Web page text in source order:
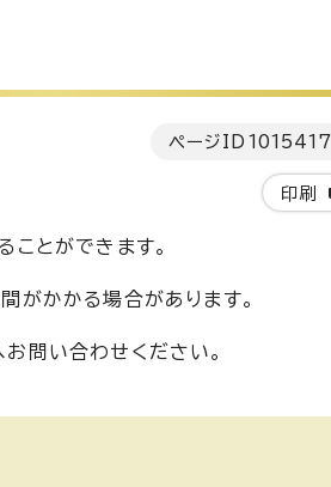
ページID 1015417
印刷
ことができます。
がかかる場合があります。
問い合わせください。